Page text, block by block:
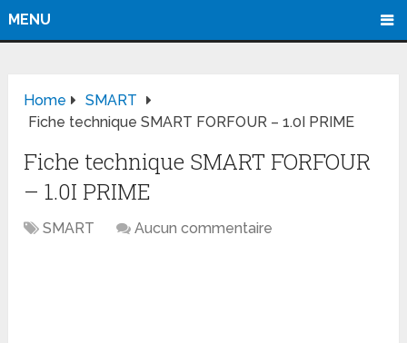
MENU
Home
SMART
Fiche technique SMART FORFOUR – 1.0I PRIME
Fiche technique SMART FORFOUR
– 1.0I PRIME
SMART Aucun commentaire